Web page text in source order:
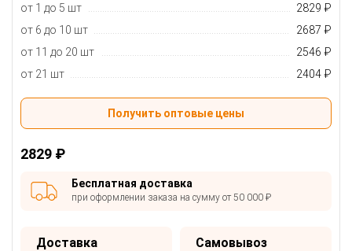
от 1 до 5 шт
2829 ₽
от 6 до 10 шт
2687 ₽
от 11 до 20 шт
2546 ₽
от 21 шт
2404 ₽
Получить оптовые цены
2829 ₽
Бесплатная доставка
при оформлении заказа на сумму от 50 000 ₽
Доставка Самовывоз